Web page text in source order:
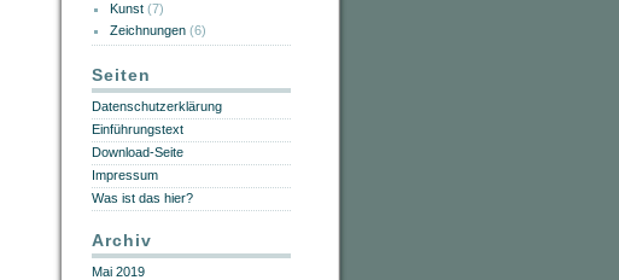
Kunst (7)
Zeichnungen (6)
Seiten
Datenschutzerklärung
Einführungstext
Download-Seite
Impressum
Was ist das hier?
Archiv
Mai 2019